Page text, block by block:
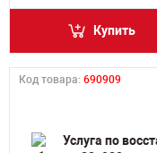
Купить
Код товара: 690909